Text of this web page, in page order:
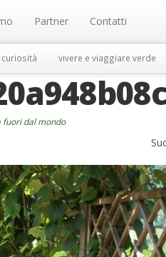
Partner Contatti
curiosità vivere e viaggiare verde
fuori dal mondo